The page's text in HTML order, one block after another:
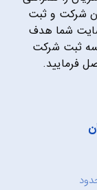
شرکت و ثبت
شما هدف
ثبت شرکت